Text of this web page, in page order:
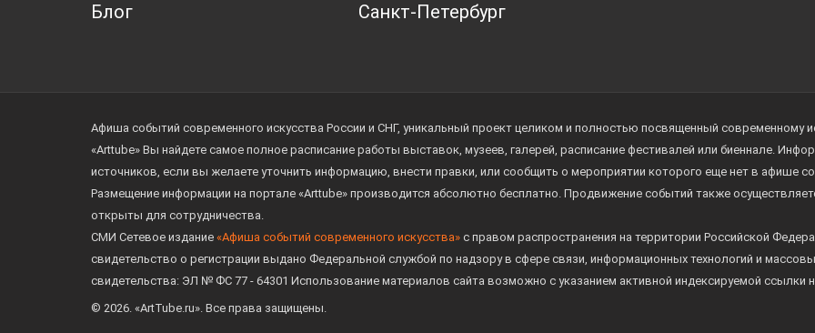
Блог
Санкт-Петербург
Афиша событий современного искусства России и СНГ, уникальный проект целиком и полностью посвященный современному
«Arttube» Вы найдете самое полное расписание работы выставок, музеев, галерей, расписание фестивалей или биеннале.
источников, если вы желаете уточнить информацию, внести правки, или сообщить о мероприятии которого еще нет в афише
Размещение информации на портале «Arttube» производится абсолютно бесплатно. Продвижение событий также
открыты для сотрудничества.
СМИ Сетевое издание «Афиша событий современного искусства» с правом распространения на территории Российской
свидетельство о регистрации выдано Федеральной службой по надзору в сфере связи, информационных технологий и
свидетельства: ЭЛ № ФС 77 - 64301 Использование материалов сайта возможно с указанием активной индексируемой ссылки
© 2026. «ArtTube.ru». Все права защищены.